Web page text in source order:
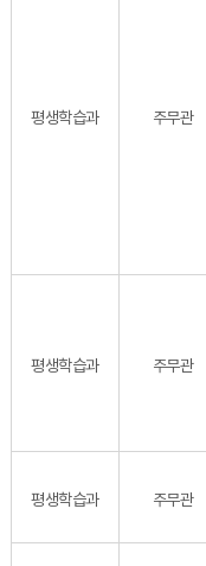
평생학습과 주무관
평생학습과 주무관
평생학습과 주무관